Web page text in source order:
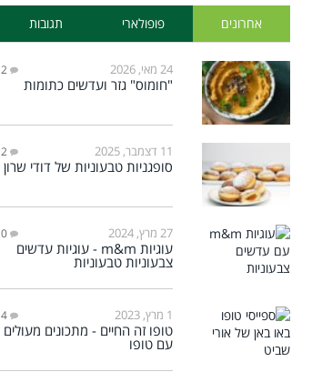
אחרונים פופולארי תגובות
24 מאי, 2026 2
"חומוס" גזר ועדשים כתומות
11 דצמבר, 2025 2
סופגניות טבעוניות של דודי שרון
27 מרץ, 2024 0
עוגיות m&m - עוגיות עדשים
צבעוניות טבעוניות
1 מרץ, 2023 4
טופו זה החיים - מתכונים מעולים
עם טופו